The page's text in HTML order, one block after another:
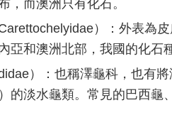
，而澳洲只有化石。
）：外表為
亞和澳洲北部，我國的化石
）：也稱澤龜科，也有
的淡水龜類。常見的巴西龜